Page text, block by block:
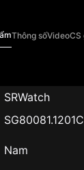
Thông sốVideoCS
SRWatch
Nam